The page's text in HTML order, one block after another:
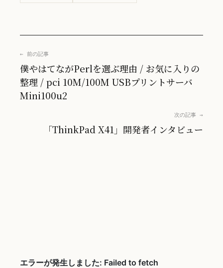
← 前の記事
僕やはてながPerlを選ぶ理由 / お気に入りの
整理 / pci 10M/100M USBプリントサーバ
Mini100u2
次の記事 →
「ThinkPad X41」開発者インタビュー